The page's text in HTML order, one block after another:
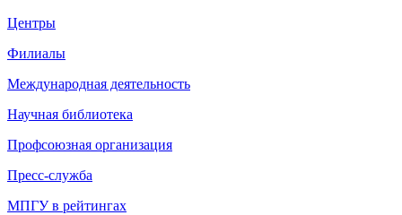
Центры
Филиалы
Международная деятельность
Научная библиотека
Профсоюзная организация
Пресс-служба
МПГУ в рейтингах